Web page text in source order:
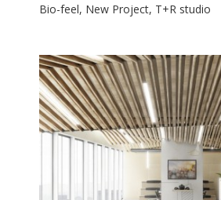
Bio-feel, New Project, T+R studio